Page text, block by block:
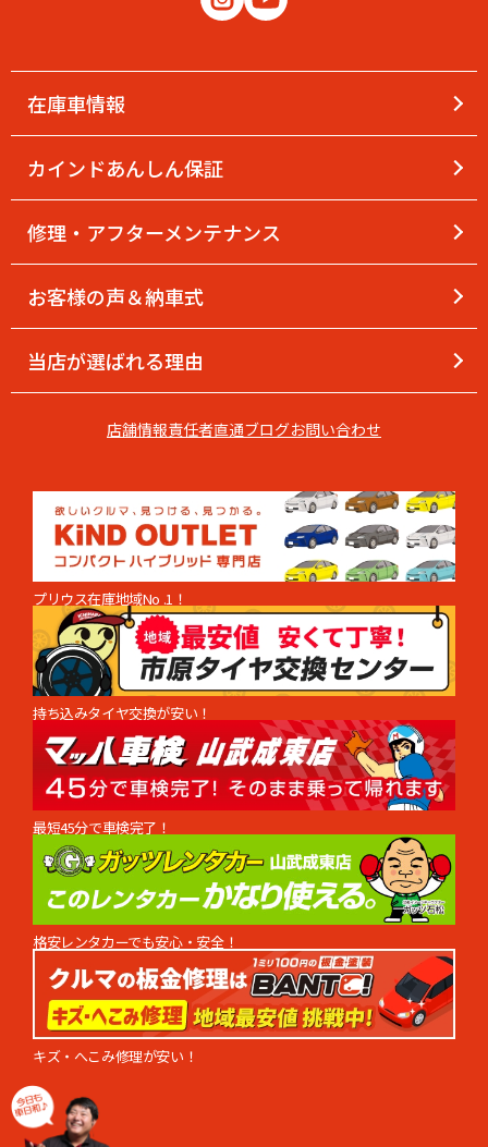
在庫車情報
カインドあんしん保証
修理・アフターメンテナンス
お客様の声＆納車式
当店が選ばれる理由
店舗情報責任者直通ブログお問い合わせ
プリウス在庫地域No .1！
持ち込みタイヤ交換が安い！
最短45分で車検完了！
格安レンタカーでも安心・安全！
キズ・へこみ修理が安い！